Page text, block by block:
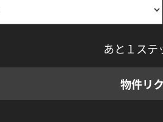
あと１ステ
物件リ